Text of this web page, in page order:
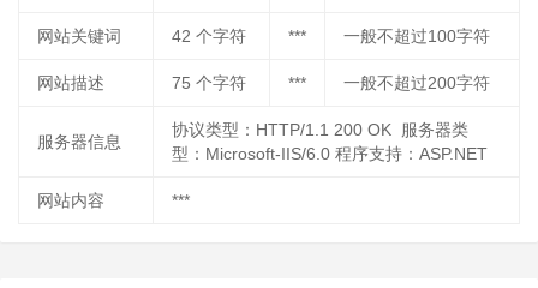
网站关键词 42 个字符 *** 一般不超过100字符
网站描述 75 个字符 *** 一般不超过200字符
服务器信息
协议类型：HTTP/1.1 200 OK 服务器类
型：Microsoft-IIS/6.0 程序支持：ASP.NET
网站内容 ***